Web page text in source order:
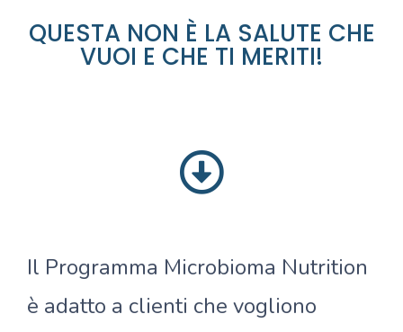
QUESTA NON È LA SALUTE CHE
VUOI E CHE TI MERITI!
Il Programma Microbioma Nutrition
è adatto a clienti che vogliono